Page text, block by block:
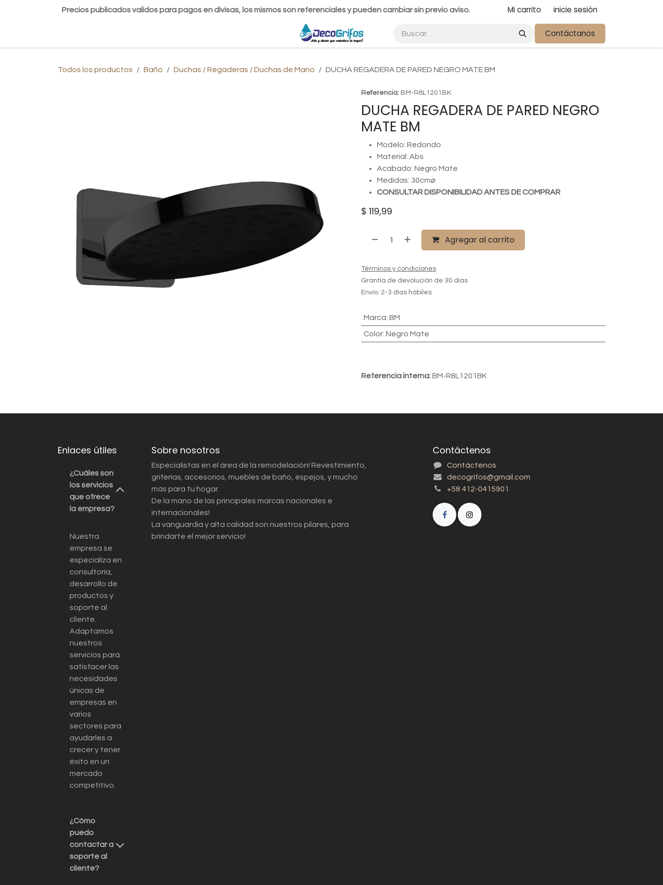
Precios publicados validos para pagos en divisas, los mismos son referenciales y pueden cambiar sin previo aviso. Mi carrito inicie sesión
Contáctanos
Todos los productos Baño Duchas / Regaderas / Duchas de Mano DUCHA REGADERA DE PARED NEGRO MATE BM
Referencia: BM-R8L1201BK
DUCHA REGADERA DE PARED NEGRO
MATE BM
Modelo: Redondo
Material: Abs
Acabado: Negro Mate
Medidas: 30cm⌀
CONSULTAR DISPONIBILIDAD ANTES DE COMPRAR
$ 119,99
Agregar al carrito
Términos y condiciones
Grantía de devolución de 30 días
Envío: 2-3 días hábiles
Marca: BM
Color: Negro Mate
Referencia interna:BM-R8L1201BK
Enlaces útiles
¿Cuáles son
los servicios
que ofrece
la empresa?
Nuestra
empresa se
especializa en
consultoría,
desarrollo de
productos y
soporte al
cliente.
Adaptamos
nuestros
servicios para
satisfacer las
necesidades
únicas de
empresas en
varios
sectores para
ayudarles a
crecer y tener
éxito en un
mercado
competitivo.
¿Cómo
puedo
contactar a
soporte al
cliente?
Sobre nosotros
Especialistas en el área de la remodelación! Revestimiento,
griferías, accesorios, muebles de baño, espejos, y mucho
más para tu hogar.
De la mano de las principales marcas nacionales e
internacionales!
La vanguardia y alta calidad son nuestros pilares, para
brindarte el mejor servicio!
Contáctenos
Contáctenos
decogrifos@gmail.com
+58 412-0415901